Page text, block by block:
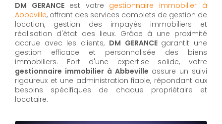
DM GERANCE est votre gestionnaire immobilier à
Abbeville, offrant des services complets de gestion de
location, gestion des impayés immobiliers et
réalisation d'état des lieux. Grâce à une proximité
accrue avec les clients, DM GERANCE garantit une
gestion efficace et personnalisée des biens
immobiliers. Fort d'une expertise solide, votre
gestionnaire immobilier à Abbeville assure un suivi
rigoureux et une administration fiable, répondant aux
besoins spécifiques de chaque propriétaire et
locataire.